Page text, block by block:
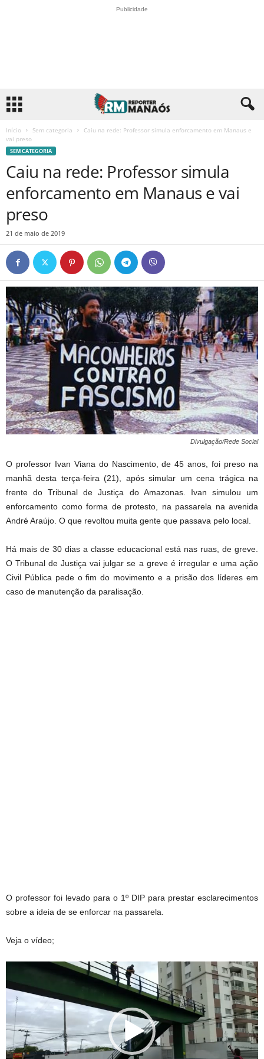
Publicidade
Início Sem categoria
Caiu na rede: Professor simula enforcamento em Manaus e
vai preso
SEM CATEGORIA
Caiu na rede: Professor simula
enforcamento em Manaus e vai
preso
21 de maio de 2019
Divulgação/Rede Social
O professor Ivan Viana do Nascimento, de 45 anos, foi preso na
manhã desta terça-feira (21), após simular um cena trágica na
frente do Tribunal de Justiça do Amazonas. Ivan simulou um
enforcamento como forma de protesto, na passarela na avenida
André Araújo. O que revoltou muita gente que passava pelo local.
Há mais de 30 dias a classe educacional está nas ruas, de greve.
O Tribunal de Justiça vai julgar se a greve é irregular e uma ação
Civil Pública pede o fim do movimento e a prisão dos líderes em
caso de manutenção da paralisação.
O professor foi levado para o 1º DIP para prestar esclarecimentos
sobre a ideia de se enforcar na passarela.
Veja o vídeo;
Tocador
vídeo